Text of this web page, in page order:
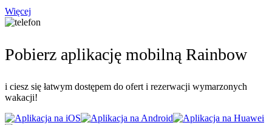
Więcej
Pobierz aplikację mobilną Rainbow
i ciesz się łatwym dostępem do ofert i rezerwacji wymarzonych
wakacji!